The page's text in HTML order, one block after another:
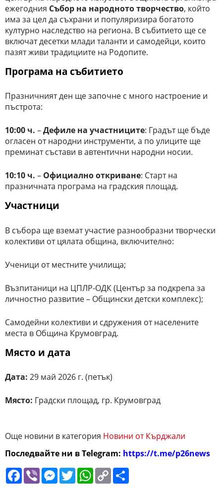
ежегодния Събор на народното творчество, който
има за цел да съхрани и популяризира богатото
културно наследство на региона. В събитието ще се
включат десетки млади таланти и самодейци, които
пазят живи традициите на Родопите.
Програма на събитието
Празничният ден ще започне с много настроение и
пъстрота:
10:00 ч. –Дефиле на участниците: Градът ще бъде
огласен от народни инструменти, а по улиците ще
преминат състави в автентични народни носии.
10:10 ч. – Официално откриване: Старт на
празничната програма на градския площад.
Участници
В събора ще вземат участие разнообразни творчески
колективи от цялата община, включително:
Ученици от местните училища;
Възпитаници на ЦПЛР-ОДК (Център за подкрепа за
личностно развитие – Общински детски комплекс);
Самодейни колективи и сдружения от населените
места в Община Крумовград.
Място и дата
Дата: 29 май 2026 г. (петък)
Място: Градски площад, гр. Крумовград
Още новини в категория Новини от Кърджали
Последвайте ни в Telegram: https://t.me/p26news
Facebook
ViberMessenger
TwitterWhatsApp
Copy
Link